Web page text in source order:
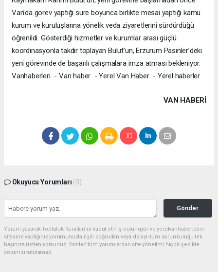
Van’da görev yaptığı süre boyunca birlikte mesai yaptığı kamu
kurum ve kuruluşlarına yönelik veda ziyaretlerini sürdürdüğü
öğrenildi. Gösterdiği hizmetler ve kurumlar arası güçlü
koordinasyonla takdir toplayan Bulut’un, Erzurum Pasinler’deki
yeni görevinde de başarılı çalışmalara imza atması bekleniyor.
Vanhaberleri - Van haber - Yerel Van Haber - Yerel haberler
VAN HABERİ
Okuyucu Yorumları (0)
Gönder
Yorum yazarak Topluluk Kuralları’nı kabul etmiş bulunuyor ve yerelvanhaber.com
sitesine yaptığınız yorumunuzla ilgili doğrudan veya dolaylı tüm sorumluluğu tek
başınıza üstleniyorsunuz. Yazılan tüm yorumlardan site yönetimi hiçbir şekilde
sorumlu tutulamaz.